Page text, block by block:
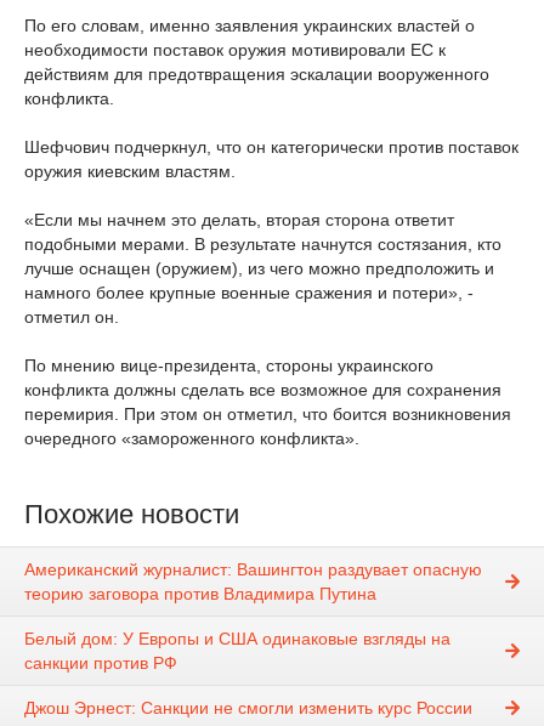
По его словам, именно заявления украинских властей о
необходимости поставок оружия мотивировали ЕС к
действиям для предотвращения эскалации вооруженного
конфликта.
Шефчович подчеркнул, что он категорически против поставок
оружия киевским властям.
«Если мы начнем это делать, вторая сторона ответит
подобными мерами. В результате начнутся состязания, кто
лучше оснащен (оружием), из чего можно предположить и
намного более крупные военные сражения и потери», -
отметил он.
По мнению вице-президента, стороны украинского
конфликта должны сделать все возможное для сохранения
перемирия. При этом он отметил, что боится возникновения
очередного «замороженного конфликта».
Похожие новости
Американский журналист: Вашингтон раздувает опасную
теорию заговора против Владимира Путина
Белый дом: У Европы и США одинаковые взгляды на
санкции против РФ
Джош Эрнест: Санкции не смогли изменить курс России